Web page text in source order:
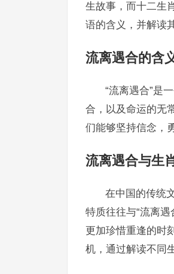
生故事，而十二生
语的含义，并解读
流离遇合的含
“流离遇合”是
合，以及命运的无
们能够坚持信念，
流离遇合与生
在中国的传统
特质往往与“流离
更加珍惜重逢的时
机，通过解读不同